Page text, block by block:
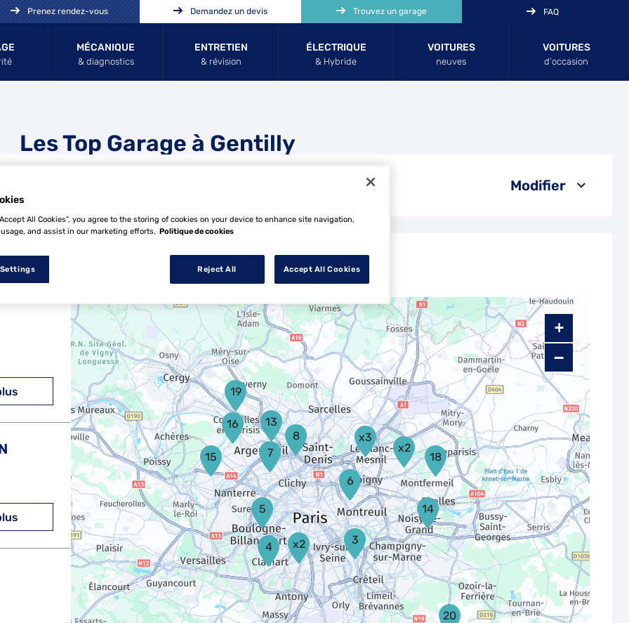
MÉCANIQUE
& diagnostics
ENTRETIEN
& révision
ÉLECTRIQUE
& Hybride
VOITURES
neuves
VOITURES
d’occasion
Prenez rendez-vous Demandez un devis Trouvez un garage FAQ
Les Top Garage à Gentilly
Modifier
26 Top Garage à Gentilly
19
15
20
18
14
5
6
x2
x3
16
13
8
7
4
3
x2
+
−
All Cookies”, you agree to the storing of cookies on your device to enhance site navigation,
and assist in our marketing efforts. Politique de cookies
Reject All Accept All Cookies